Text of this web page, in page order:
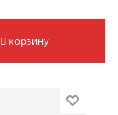
В корзину